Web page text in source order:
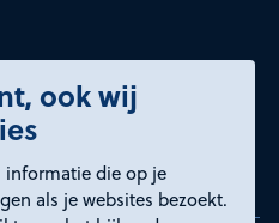
ook wij
informatie die op je
als je websites bezoekt.